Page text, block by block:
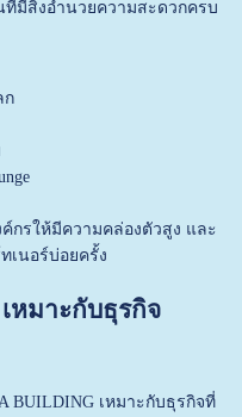
ที่มีสิ่งอำนวยความสะดวกครบ
ก
กรให้มีความคล่องตัวสูง และ
เนอร์บ่อยครั้ง
หมาะกับธุรกิจ
BUILDING เหมาะกับธุรกิจที่